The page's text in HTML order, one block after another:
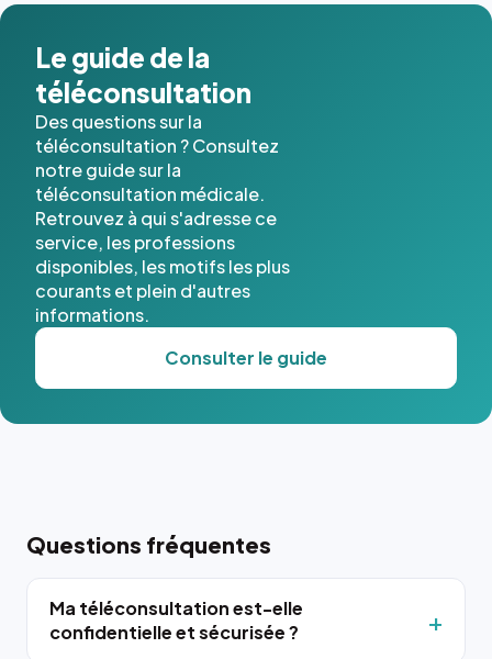
Le guide de la
téléconsultation
Des questions sur la
téléconsultation ? Consultez
notre guide sur la
téléconsultation médicale.
Retrouvez à qui s'adresse ce
service, les professions
disponibles, les motifs les plus
courants et plein d'autres
informations.
Consulter le guide
Questions fréquentes
Ma téléconsultation est-elle
confidentielle et sécurisée ?